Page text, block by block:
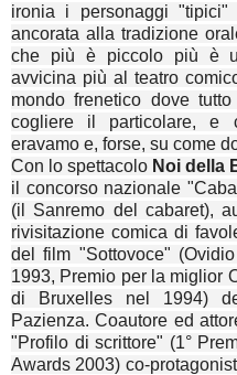
ironia i personaggi
ancorata alla tradizione
che più è piccolo più è
avvicina più al teatro
mondo frenetico dove
cogliere il particolare, e
eravamo e, forse, su come
Con lo spettacolo Noi della
il concorso nazionale
(il Sanremo del cabaret),
rivisitazione comica di
del film "Sottovoce"
1993, Premio per la miglior
di Bruxelles nel 1994)
Pazienza. Coautore ed
"Profilo di scrittore" (1°
Awards 2003) co-